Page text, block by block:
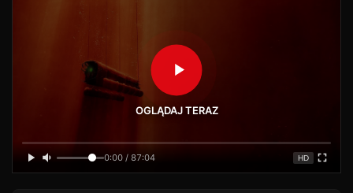
OGLĄDAJ TERAZ
0:00 / 87:04 HD